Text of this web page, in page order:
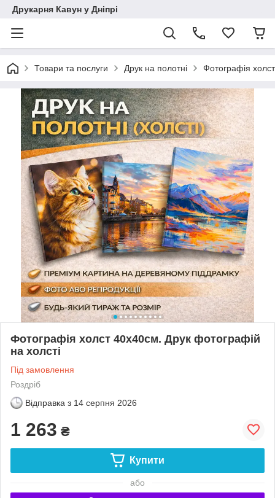
Друкарня Кавун у Дніпрі
Товари та послуги Друк на полотні Фотографія
Фотографія холст 40х40см. Друк фотографій
на холсті
Під замовлення
Роздріб
Відправка з 14 серпня 2026
1 263 ₴
Купити
або